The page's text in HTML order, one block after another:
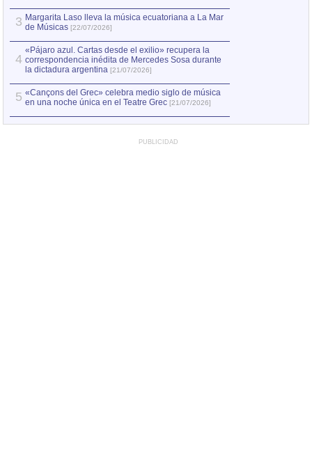
3 Margarita Laso lleva la música ecuatoriana a La Mar
de Músicas [22/07/2026]
4
«Pájaro azul. Cartas desde el exilio» recupera la
correspondencia inédita de Mercedes Sosa durante
la dictadura argentina [21/07/2026]
5 «Cançons del Grec» celebra medio siglo de música
en una noche única en el Teatre Grec [21/07/2026]
PUBLICIDAD